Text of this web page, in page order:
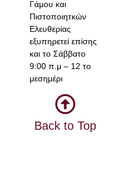
Γάμου και
Πιστοποιητκών
Ελευθερίας
εξυπηρετεί επίσης
και το Σάββατο
9:00 π.μ – 12 το
μεσημέρι
Back to Top